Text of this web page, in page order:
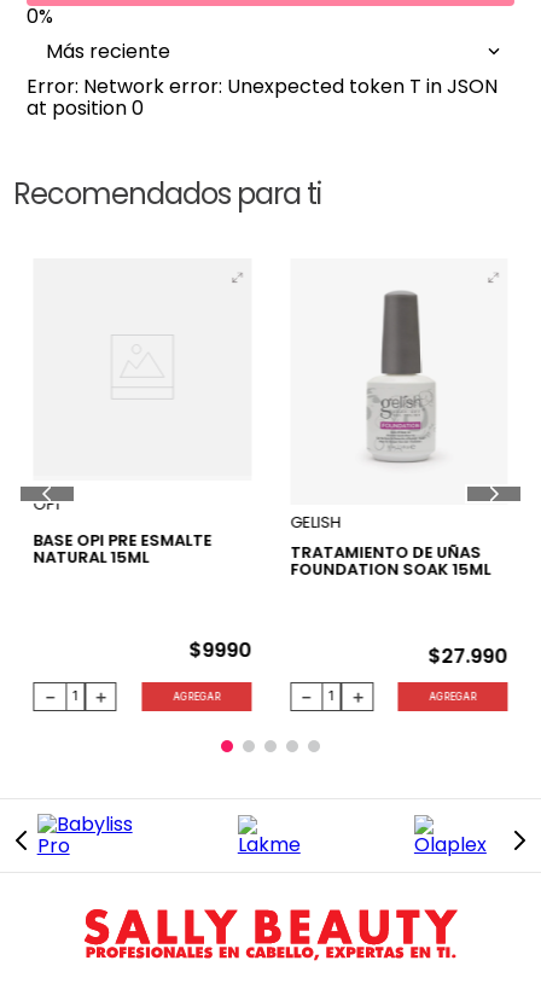
0%
Más reciente
Error: Network error: Unexpected token T in JSON
at position 0
Recomendados para ti
OPI
BASE OPI PRE ESMALTE
NATURAL 15ML
$9990
＋
－ AGREGAR
GELISH
TRATAMIENTO DE UÑAS
FOUNDATION SOAK 15ML
$27.990
＋
－ AGREGAR